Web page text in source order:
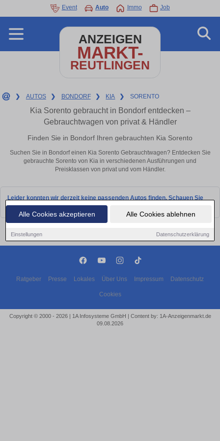
Alle Cookies akzeptieren Alle Cookies ablehnen
Einstellungen Datenschutzerklärung
Event Auto Immo Job
ANZEIGEN
MARKT-
REUTLINGEN
❯ AUTOS ❯ BONDORF ❯ KIA ❯ SORENTO
Kia Sorento gebraucht in Bondorf entdecken –
Gebrauchtwagen von privat & Händler
Finden Sie in Bondorf Ihren gebrauchten Kia Sorento
Suchen Sie in Bondorf einen Kia Sorento Gebrauchtwagen? Entdecken Sie
gebrauchte Sorento von Kia in verschiedenen Ausführungen und
Preisklassen von privat und vom Händler.
Leider konnten wir derzeit keine passenden Autos finden. Schauen Sie
bald wieder vorbei!
Ratgeber Presse Lokales Über Uns Impressum Datenschutz
Cookies
Copyright © 2000 - 2026 | 1A Infosysteme GmbH | Content by: 1A-Anzeigenmarkt.de
09.08.2026